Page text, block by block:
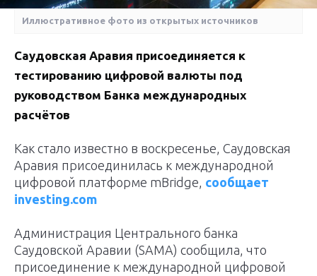
Иллюстративное фото из открытых источников
Саудовская Аравия присоединяется к
тестированию цифровой валюты под
руководством Банка международных
расчётов
Как стало известно в воскресенье, Саудовская
Аравия присоединилась к международной
цифровой платформе mBridge, сообщает
investing.com
Администрация Центрального банка
Саудовской Аравии (SAMA) сообщила, что
присоединение к международной цифровой